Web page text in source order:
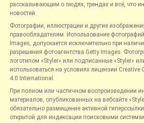
рассказывающим о людях, трендах и всё, что
новостей.
Фотографии, иллюстрации и другие
правообладателям. Использование
Images, допускается исключительно при
разрешения фотоагентства Getty Images.
логотипом «Styler» или подписанные «Styler»
использоваться на условиях лицензии
4.0 International.
При полном или частичном воспроизведении
материалов, опубликованных на вебсайте
обязательно размещение активной
открытой для индексации поисковыми